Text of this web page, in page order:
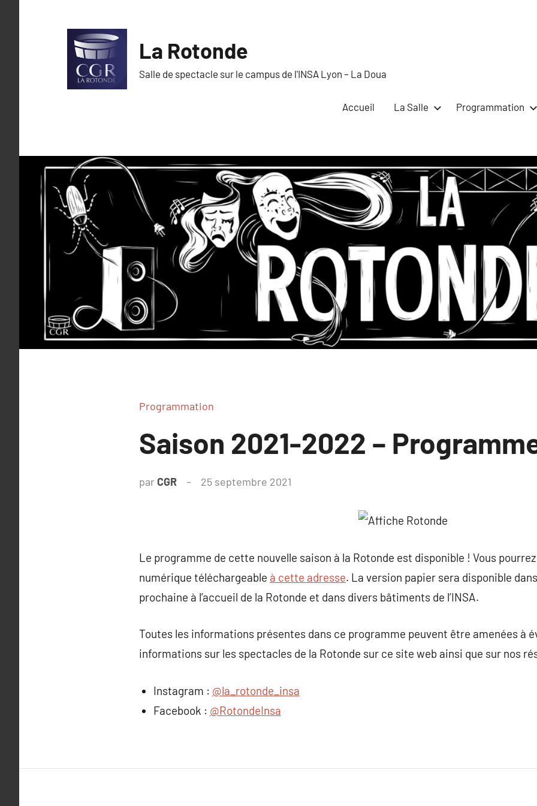
La Rotonde
Salle de spectacle sur le campus de l'INSA Lyon – La Doua
Accueil La Salle Programmation
Programmation
Saison 2021-2022 –
par CGR 25 septembre 2021
Le programme de cette nouvelle saison à la Rotonde est disponible ! Vous
numérique téléchargeable à cette adresse. La version papier sera disponible
prochaine à l’accueil de la Rotonde et dans divers bâtiments de l’INSA.
Toutes les informations présentes dans ce programme peuvent être amenées à
informations sur les spectacles de la Rotonde sur ce site web ainsi que sur nos
Instagram : @la_rotonde_insa
Facebook : @RotondeInsa